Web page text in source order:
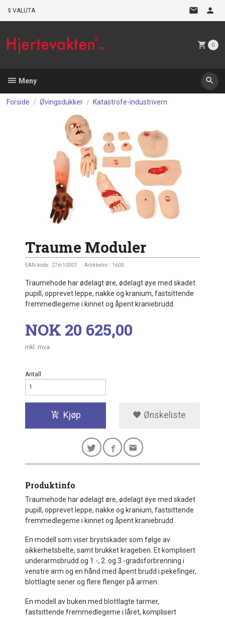
VALUTA
0
Meny
Forside Øvingsdukker Katastrofe-industrivern
Traume Moduler
EAN-kode: 276-10001 Artikkelnr.: 1600
Traumehode har ødelagt øre, ødelagt øye med skadet
pupill, opprevet leppe, nakke og kranium, fastsittende
fremmedlegeme i kinnet og åpent kraniebrudd.
Pris
NOK 20 625,00
inkl. mva.
Antall
Kjøp Ønskeliste
Produktinfo
Traumehode har ødelagt øre, ødelagt øye med skadet
pupill, opprevet leppe, nakke og kranium, fastsittende
fremmedlegeme i kinnet og åpent kraniebrudd .
En modell som viser brystskader som følge av
sikkerhetsbelte, samt brukket krageben. Et komplisert
underarmsbrudd og 1.-, 2. og 3.-gradsforbrenning i
venstre arm og en hånd med åpent brudd i pekefinger,
blottlagte sener og flere flenger på armen.
En modell av buken med blottlagte tarmer,
fastsittende fremmedlegeme i låret, komplisert